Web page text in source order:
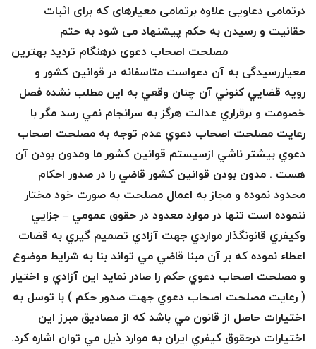
درتمامی دعاویی علاوه برتمامی معیارهای که برای اثبات
حقانیت و رسیدن به حکم پیشنهاد می شود به حتم
مصلحت اصحاب دعوی درهنگام تردید بهترین
معیاررسیدگی به آن دعواست متاسفانه در قوانين كشور و
رويه قضايي كنوني آن چنان وقعي به اين مطلب نشده فصل
خصومت و برقراري عدالت هرگز به سرانجام نمي رسد مگر با
رعايت مصلحت اصحاب دعوي عدم توجه به مصلحت اصحاب
دعوي بيشتر ناشي ازسيستم قوانين كشور ما ومدون بودن آن
هست . مدون بودن قوانين كشور قاضي را در صدور احكام
محدود نموده و مجاز به اعمال مصلحت به صورت خود مختار
ننموده است تنها در موارد معدود در حقوق عمومي–جزايي
وكيفري قانونگذار مواردي جهت آزادي تصميم گيري به قضات
اعطاء نموده كه بر آن مبنا قاضي مي تواند بنا به شرايط موضوع
و مصلحت اصحاب دعوي حكم را صادر نمايد اين آزادي و اختيار
( رعايت مصلحت اصحاب دعوي جهت صدور حكم ) با توسل به
اختيارات حاصل از قانون مي باشد كه از مصاديق مبرز اين
اختيارات درحقوق كيفري ايران به موارد ذيل مي توان اشاره كرد.